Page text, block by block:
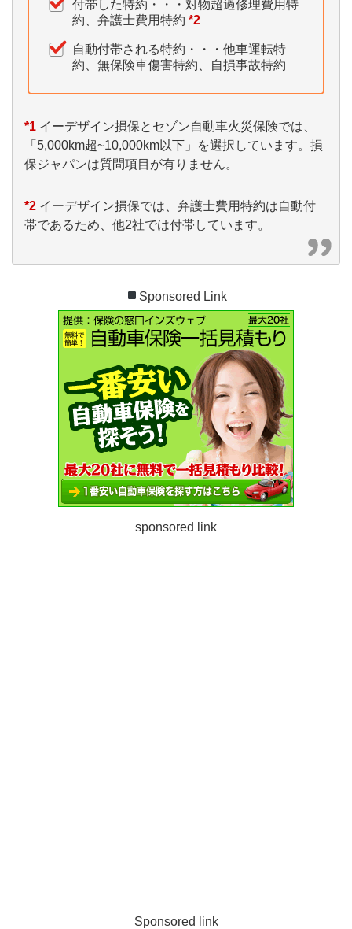
付帯した特約・・・対物超過修理費用特
約、弁護士費用特約 *2
自動付帯される特約・・・他車運転特
約、無保険車傷害特約、自損事故特約
*1 イーデザイン損保とセゾン自動車火災保険では、
「5,000km超~10,000km以下」を選択しています。損
保ジャパンは質問項目が有りません。
*2 イーデザイン損保では、弁護士費用特約は自動付
帯であるため、他2社では付帯しています。
Sponsored Link
sponsored link
Sponsored link